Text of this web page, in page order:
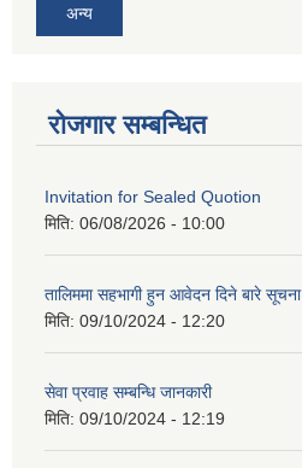
अन्य
रोजगार सम्बन्धित
Invitation for Sealed Quotion
मिति: 06/08/2026 - 10:00
तालिममा सहभागी हुन आवेदन दिने बारे सूचना
मिति: 09/10/2024 - 12:20
सेवा प्रवाह सम्बन्धि जानकारी
मिति: 09/10/2024 - 12:19